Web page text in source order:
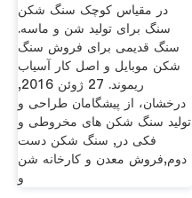
در مقیاس کوچک سنگ شکن
سنگ برای تولید شن و ماسه.
سنگ قدیمی برای فروش سنگ
شکن موبایل و اصل کار آسیاب
ریموند. 27 ژوئن 2016,
درخشان، از پیشگامان طراحی و
تولید سنگ شکن های مخروطی و
فکی در, سنگ شکن دست
دوم,فروش معدن و کارخانه شن
و